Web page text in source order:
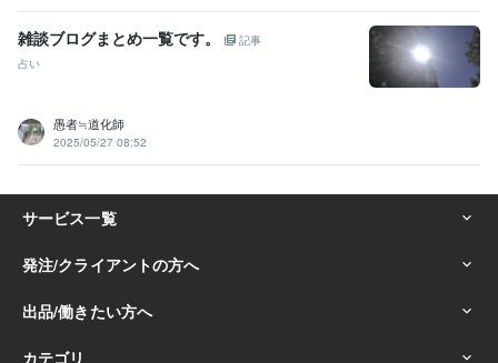
雑談ブログまとめ一覧です。
記事
占い
愚者≒道化師
2025/05/27 08:52